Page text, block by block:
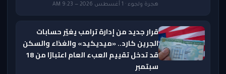
هجرة ولجوء · 1 أغسطس 2026 — 9:23 AM
قرار جديد من إدارة ترامب يغيّر حسابات
الجرين كارد.. «ميديكيد» والغذاء والسكن
قد تدخل تقييم العبء العام اعتبارًا من 18
سبتمبر